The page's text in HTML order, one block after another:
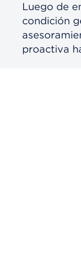
Luego de
condición
proactiva